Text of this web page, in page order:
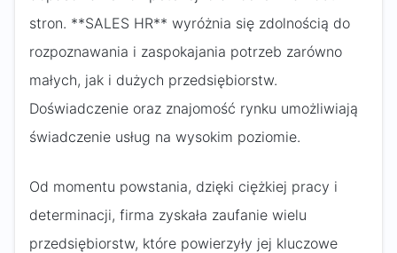
stron. **SALES HR** wyróżnia się zdolnością do
rozpoznawania i zaspokajania potrzeb zarówno
małych, jak i dużych przedsiębiorstw.
Doświadczenie oraz znajomość rynku umożliwiają
świadczenie usług na wysokim poziomie.
Od momentu powstania, dzięki ciężkiej pracy i
determinacji, firma zyskała zaufanie wielu
przedsiębiorstw, które powierzyły jej kluczowe